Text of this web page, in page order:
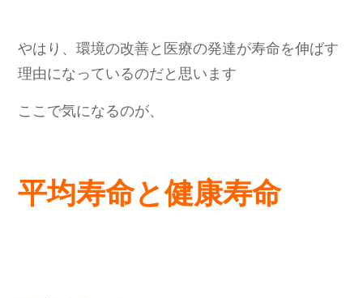
やはり、環境の改善と医療の発達が寿命を伸ばす
理由になっているのだと思います
ここで気になるのが、
平均寿命と健康寿命